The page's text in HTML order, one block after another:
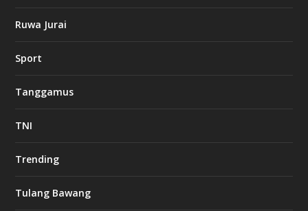
Ruwa Jurai
Sport
Tanggamus
TNI
Trending
Tulang Bawang